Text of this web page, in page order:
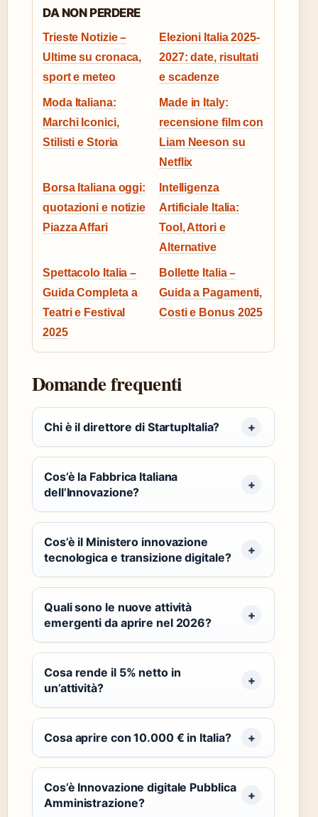
DA NON PERDERE
Trieste Notizie –
Ultime su cronaca,
sport e meteo
Elezioni Italia 2025-
2027: date, risultati
e scadenze
Moda Italiana:
Marchi Iconici,
Stilisti e Storia
Made in Italy:
recensione film con
Liam Neeson su
Netflix
Borsa Italiana oggi:
quotazioni e notizie
Piazza Affari
Intelligenza
Artificiale Italia:
Tool, Attori e
Alternative
Spettacolo Italia –
Guida Completa a
Teatri e Festival
2025
Bollette Italia –
Guida a Pagamenti,
Costi e Bonus 2025
Domande frequenti
Chi è il direttore di StartupItalia?
Cos’è la Fabbrica Italiana
dell’Innovazione?
Cos’è il Ministero innovazione
tecnologica e transizione digitale?
Quali sono le nuove attività
emergenti da aprire nel 2026?
Cosa rende il 5% netto in
un’attività?
Cosa aprire con 10.000 € in Italia?
Cos’è Innovazione digitale Pubblica
Amministrazione?